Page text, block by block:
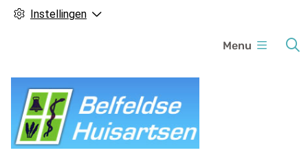
Instellingen
Menu